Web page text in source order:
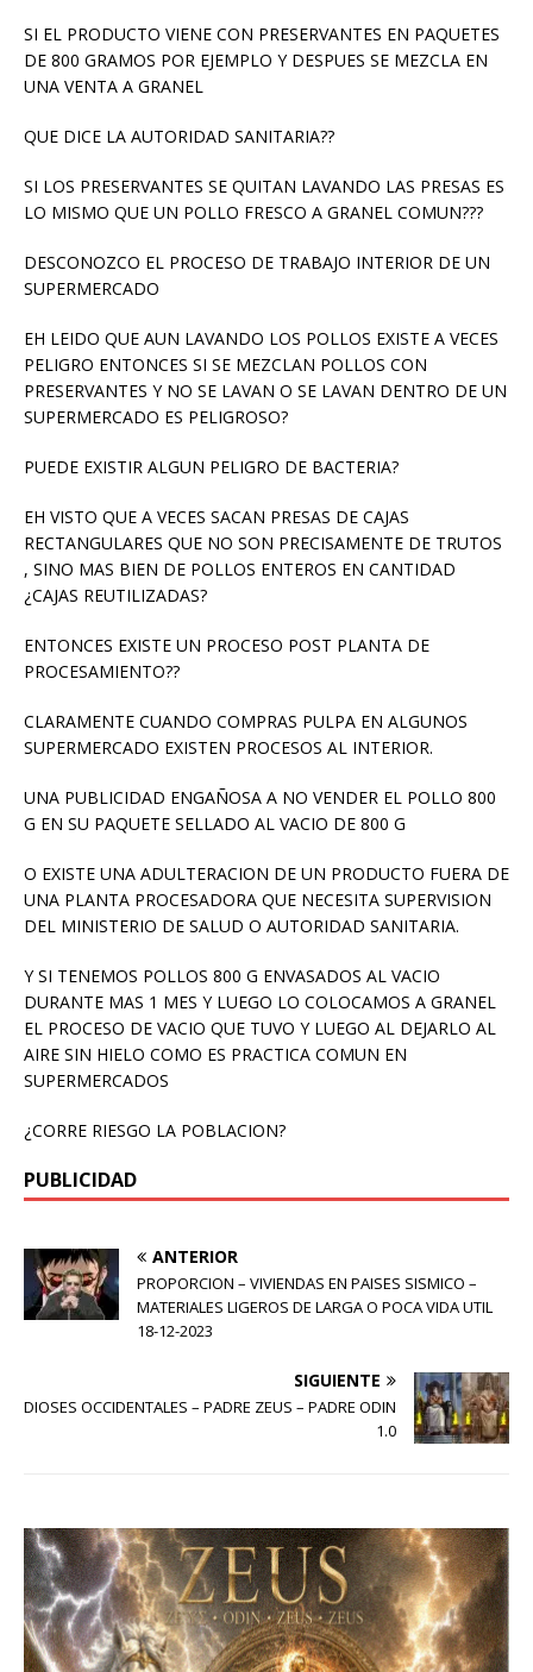
SI EL PRODUCTO VIENE CON PRESERVANTES EN PAQUETES
DE 800 GRAMOS POR EJEMPLO Y DESPUES SE MEZCLA EN
UNA VENTA A GRANEL
QUE DICE LA AUTORIDAD SANITARIA??
SI LOS PRESERVANTES SE QUITAN LAVANDO LAS PRESAS ES
LO MISMO QUE UN POLLO FRESCO A GRANEL COMUN???
DESCONOZCO EL PROCESO DE TRABAJO INTERIOR DE UN
SUPERMERCADO
EH LEIDO QUE AUN LAVANDO LOS POLLOS EXISTE A VECES
PELIGRO ENTONCES SI SE MEZCLAN POLLOS CON
PRESERVANTES Y NO SE LAVAN O SE LAVAN DENTRO DE UN
SUPERMERCADO ES PELIGROSO?
PUEDE EXISTIR ALGUN PELIGRO DE BACTERIA?
EH VISTO QUE A VECES SACAN PRESAS DE CAJAS
RECTANGULARES QUE NO SON PRECISAMENTE DE TRUTOS
, SINO MAS BIEN DE POLLOS ENTEROS EN CANTIDAD
¿CAJAS REUTILIZADAS?
ENTONCES EXISTE UN PROCESO POST PLANTA DE
PROCESAMIENTO??
CLARAMENTE CUANDO COMPRAS PULPA EN ALGUNOS
SUPERMERCADO EXISTEN PROCESOS AL INTERIOR.
UNA PUBLICIDAD ENGAÑOSA A NO VENDER EL POLLO 800
G EN SU PAQUETE SELLADO AL VACIO DE 800 G
O EXISTE UNA ADULTERACION DE UN PRODUCTO FUERA DE
UNA PLANTA PROCESADORA QUE NECESITA SUPERVISION
DEL MINISTERIO DE SALUD O AUTORIDAD SANITARIA.
Y SI TENEMOS POLLOS 800 G ENVASADOS AL VACIO
DURANTE MAS 1 MES Y LUEGO LO COLOCAMOS A GRANEL
EL PROCESO DE VACIO QUE TUVO Y LUEGO AL DEJARLO AL
AIRE SIN HIELO COMO ES PRACTICA COMUN EN
SUPERMERCADOS
¿CORRE RIESGO LA POBLACION?
PUBLICIDAD
ANTERIOR
PROPORCION – VIVIENDAS EN PAISES SISMICO –
MATERIALES LIGEROS DE LARGA O POCA VIDA UTIL
18-12-2023
SIGUIENTE
DIOSES OCCIDENTALES – PADRE ZEUS – PADRE ODIN
1.0